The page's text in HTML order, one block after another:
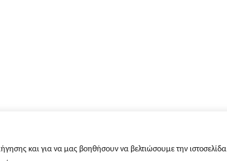
και για να μας βοηθήσουν να βελτιώσουμε την ιστοσελίδα